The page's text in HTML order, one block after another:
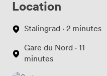
Location
Stalingrad · 2 minutes
Gare du Nord · 11
minutes